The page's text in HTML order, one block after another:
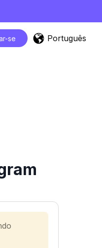
se Português